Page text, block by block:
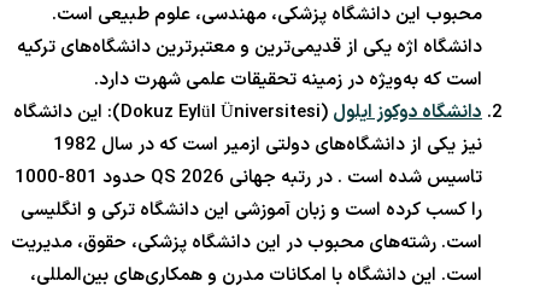
محبوب این دانشگاه پزشکی، مهندسی، علوم طبیعی است.
دانشگاه اژه یکی از قدیمی‌ترین و معتبرترین دانشگاه‌های ترکیه
است که به‌ویژه در زمینه تحقیقات علمی شهرت دارد.
دانشگاه دوکوز ایلول
(Dokuz Eylül Üniversitesi): این دانشگاه
نیز یکی از دانشگاه‌های دولتی ازمیر است که در سال 1982
تاسیس شده است . در رتبه جهانی QS 2026 حدود 801-1000
را کسب کرده است و زبان آموزشی این دانشگاه ترکی و انگلیسی
است. رشته‌های محبوب در این دانشگاه پزشکی، حقوق، مدیریت
است. این دانشگاه با امکانات مدرن و همکاری‌های بین‌المللی،